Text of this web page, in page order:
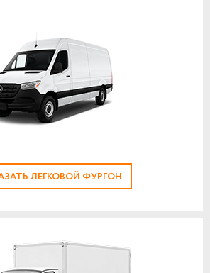
ЛЕГКОВОЙ ФУРГОН